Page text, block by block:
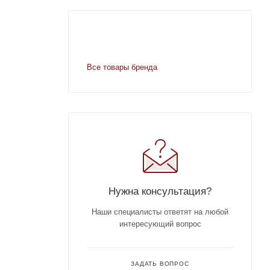
Все товары бренда
Нужна консультация?
Наши специалисты ответят на любой
интересующий вопрос
ЗАДАТЬ ВОПРОС